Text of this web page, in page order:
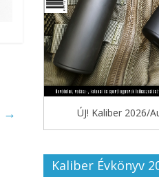
→ ÚJ! Kaliber 2026/
Kaliber Évkönyv